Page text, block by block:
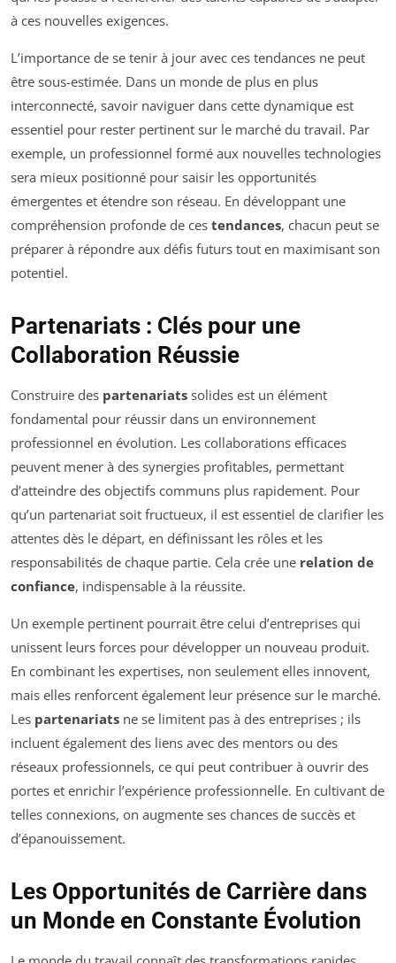
à ces nouvelles exigences.
L’importance de se tenir à jour avec ces tendances ne peut
être sous-estimée. Dans un monde de plus en plus
interconnecté, savoir naviguer dans cette dynamique est
essentiel pour rester pertinent sur le marché du travail. Par
exemple, un professionnel formé aux nouvelles technologies
sera mieux positionné pour saisir les opportunités
émergentes et étendre son réseau. En développant une
compréhension profonde de ces tendances, chacun peut se
préparer à répondre aux défis futurs tout en maximisant son
potentiel.
Partenariats : Clés pour une
Collaboration Réussie
Construire des partenariats solides est un élément
fondamental pour réussir dans un environnement
professionnel en évolution. Les collaborations efficaces
peuvent mener à des synergies profitables, permettant
d’atteindre des objectifs communs plus rapidement. Pour
qu’un partenariat soit fructueux, il est essentiel de clarifier les
attentes dès le départ, en définissant les rôles et les
responsabilités de chaque partie. Cela crée une relation de
confiance, indispensable à la réussite.
Un exemple pertinent pourrait être celui d’entreprises qui
unissent leurs forces pour développer un nouveau produit.
En combinant les expertises, non seulement elles innovent,
mais elles renforcent également leur présence sur le marché.
Les partenariats ne se limitent pas à des entreprises ; ils
incluent également des liens avec des mentors ou des
réseaux professionnels, ce qui peut contribuer à ouvrir des
portes et enrichir l’expérience professionnelle. En cultivant de
telles connexions, on augmente ses chances de succès et
d’épanouissement.
Les Opportunités de Carrière dans
un Monde en Constante Évolution